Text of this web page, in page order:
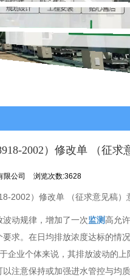
2002）修改单 （征求
限公司 浏览次数:3628
2002）修改单 （征求意见稿）
动规律，增加了一次监测高允
求。在日均排放浓度达标的情况
企业个体来说，其排放波动的
注意保持或加强进水管控与均质